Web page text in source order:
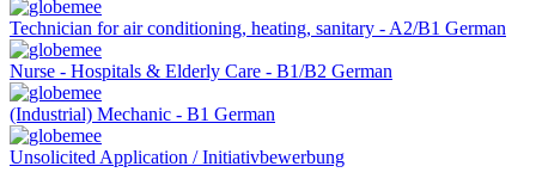
Technician for air conditioning, heating, sanitary - A2/B1 German
Nurse - Hospitals & Elderly Care - B1/B2 German
(Industrial) Mechanic - B1 German
Unsolicited Application / Initiativbewerbung